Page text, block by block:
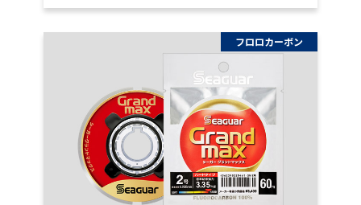
フロロカーボン